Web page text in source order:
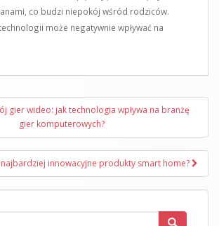
co budzi niepokój wśród rodziców.
może negatywnie wpływać na
gier wideo: jak technologia wpływa na branżę
gier komputerowych?
najbardziej innowacyjne produkty smart home?